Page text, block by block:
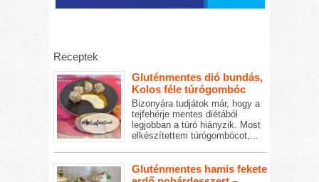
Receptek
Gluténmentes dió bundás,
Kolos féle túrógombóc
Bizonyára tudjátok már, hogy a
tejfehérje mentes diétából
legjobban a túró hiányzik. Most
elkészítettem túrógombócot,...
Gluténmentes hamis fekete